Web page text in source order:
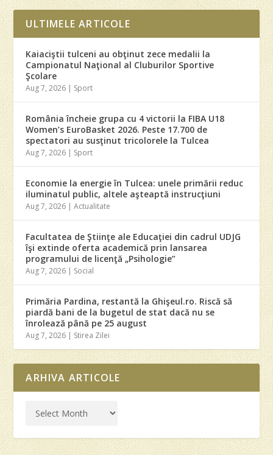
ULTIMELE ARTICOLE
Kaiaciştii tulceni au obţinut zece medalii la
Campionatul Naţional al Cluburilor Sportive
Şcolare
Aug 7, 2026 | Sport
România încheie grupa cu 4 victorii la FIBA U18
Women’s EuroBasket 2026. Peste 17.700 de
spectatori au susţinut tricolorele la Tulcea
Aug 7, 2026 | Sport
Economie la energie în Tulcea: unele primării reduc
iluminatul public, altele aşteaptă instrucţiuni
Aug 7, 2026 |Actualitate
Facultatea de Ştiinţe ale Educaţiei din cadrul UDJG
îşi extinde oferta academică prin lansarea
programului de licenţă „Psihologie”
Aug 7, 2026 | Social
Primăria Pardina, restantă la Ghişeul.ro. Riscă să
piardă bani de la bugetul de stat dacă nu se
înrolează până pe 25 august
Aug 7, 2026 | Stirea Zilei
ARHIVA ARTICOLE